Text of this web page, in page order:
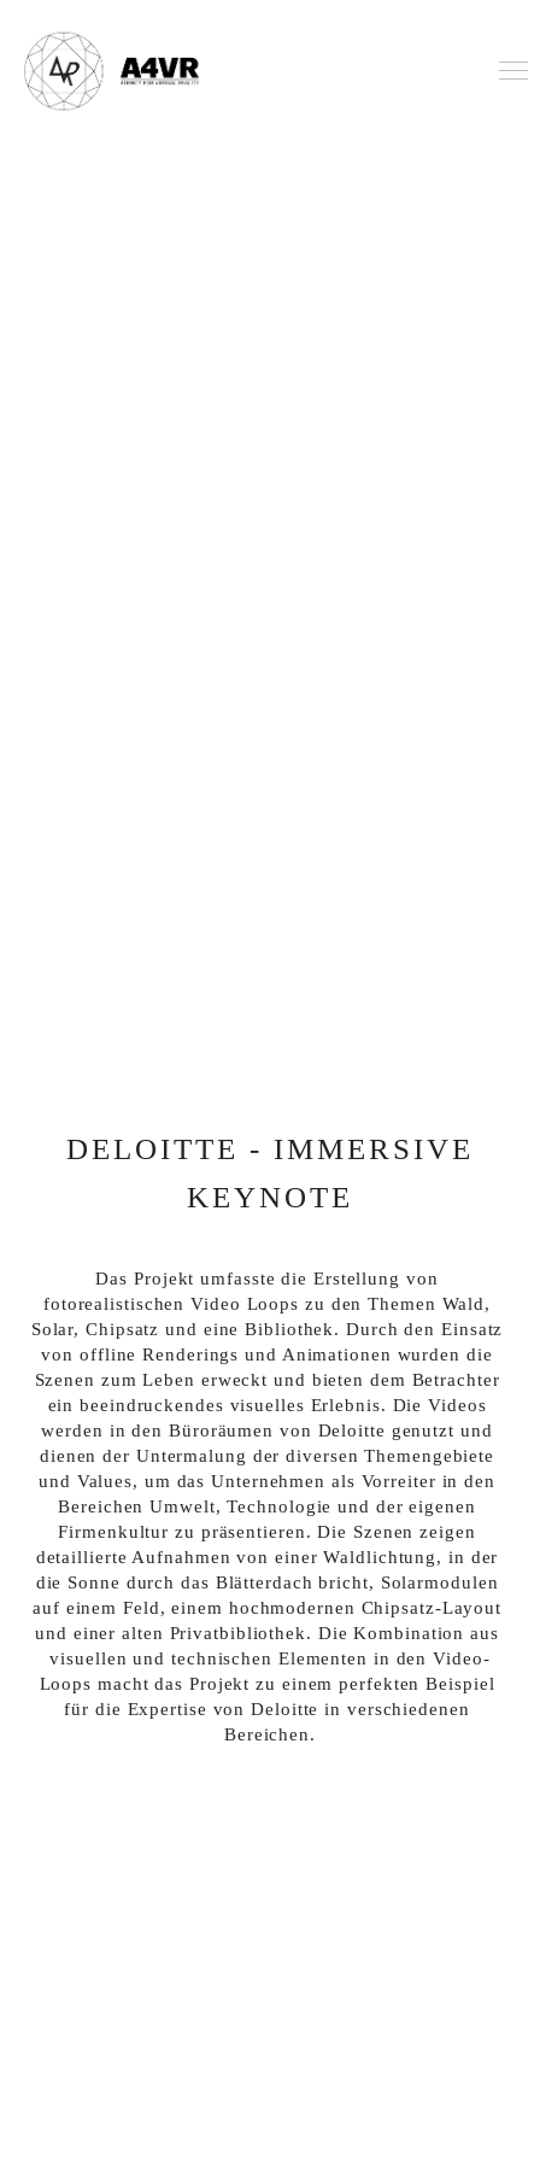
DELOITTE - IMMERSIVE
KEYNOTE
Das Projekt umfasste die Erstellung von
fotorealistischen Video Loops zu den Themen Wald,
Solar, Chipsatz und eine Bibliothek. Durch den Einsatz
von offline Renderings und Animationen wurden die
Szenen zum Leben erweckt und bieten dem Betrachter
ein beeindruckendes visuelles Erlebnis. Die Videos
werden in den Büroräumen von Deloitte genutzt und
dienen der Untermalung der diversen Themengebiete
und Values, um das Unternehmen als Vorreiter in den
Bereichen Umwelt, Technologie und der eigenen
Firmenkultur zu präsentieren. Die Szenen zeigen
detaillierte Aufnahmen von einer Waldlichtung, in der
die Sonne durch das Blätterdach bricht, Solarmodulen
auf einem Feld, einem hochmodernen Chipsatz-Layout
und einer alten Privatbibliothek. Die Kombination aus
visuellen und technischen Elementen in den Video-
Loops macht das Projekt zu einem perfekten Beispiel
für die Expertise von Deloitte in verschiedenen
Bereichen.